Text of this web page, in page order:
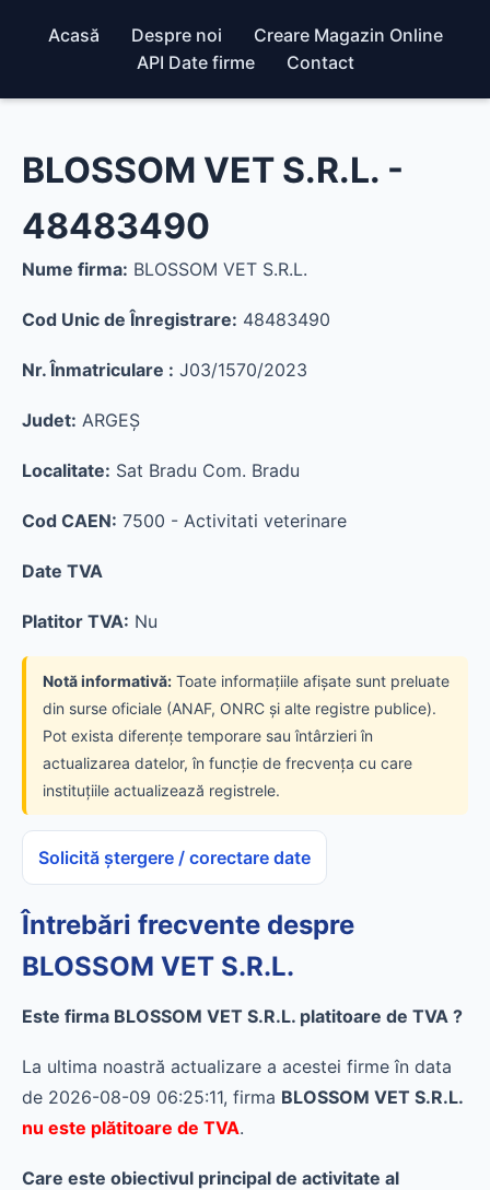
Acasă Despre noi
Creare Magazin Online
API Date firme
Contact
BLOSSOM VET S.R.L. -
48483490
Nume firma: BLOSSOM VET S.R.L.
Cod Unic de Înregistrare: 48483490
Nr. Înmatriculare : J03/1570/2023
Judet: ARGEŞ
Localitate: Sat Bradu Com. Bradu
Cod CAEN: 7500 - Activitati veterinare
Date TVA
Platitor TVA: Nu
Notă informativă: Toate informațiile afișate sunt preluate
din surse oficiale (ANAF, ONRC și alte registre publice).
Pot exista diferențe temporare sau întârzieri în
actualizarea datelor, în funcție de frecvența cu care
instituțiile actualizează registrele.
Solicită ștergere / corectare date
Întrebări frecvente despre
BLOSSOM VET S.R.L.
Este firma BLOSSOM VET S.R.L. platitoare de TVA ?
La ultima noastră actualizare a acestei firme în data
de 2026-08-09 06:25:11, firma BLOSSOM VET S.R.L.
nu este plătitoare de TVA.
Care este obiectivul principal de activitate al